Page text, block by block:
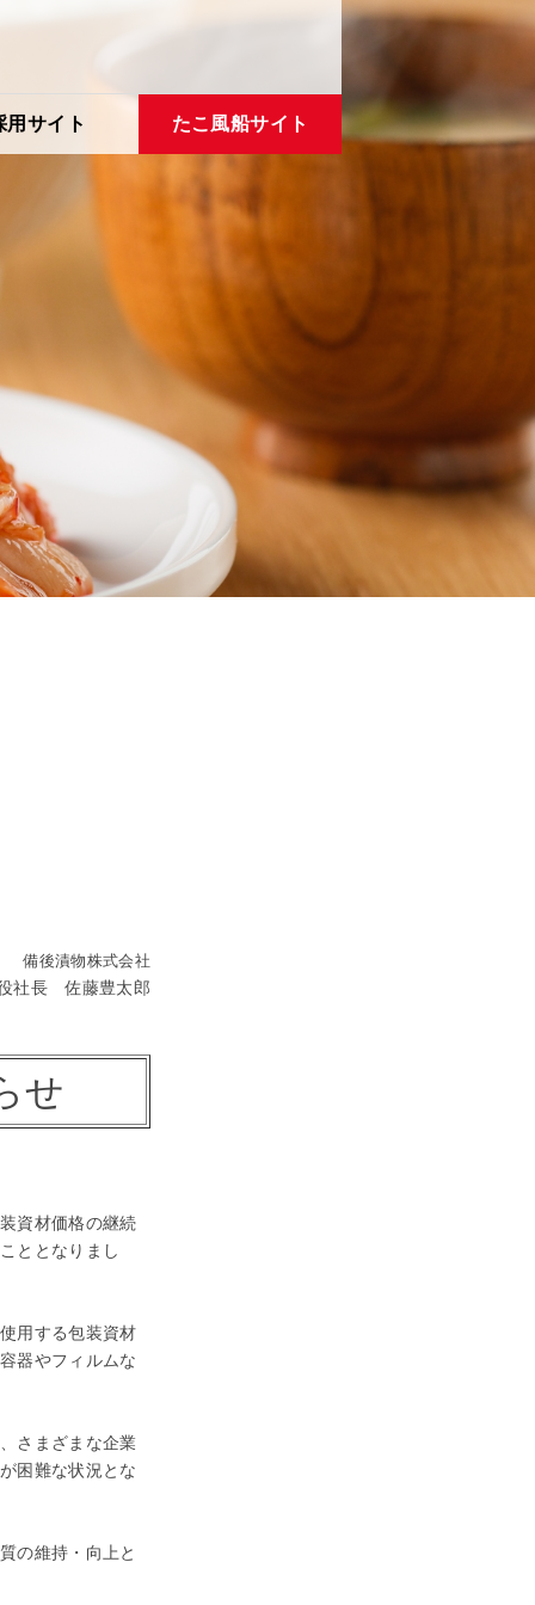
用サイト たこ風船サイト
後漬物株式会社
社長 佐藤豊太郎
せ
資材価格の継続
ととなりまし
用する包装資材
器やフィルムな
さまざまな企業
困難な状況とな
の維持・向上と